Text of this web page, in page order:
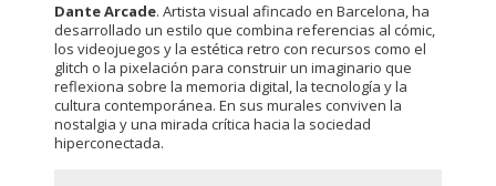
Dante Arcade. Artista visual afincado en Barcelona, ha
desarrollado un estilo que combina referencias al cómic,
los videojuegos y la estética retro con recursos como el
glitch o la pixelación para construir un imaginario que
reflexiona sobre la memoria digital, la tecnología y la
cultura contemporánea. En sus murales conviven la
nostalgia y una mirada crítica hacia la sociedad
hiperconectada.